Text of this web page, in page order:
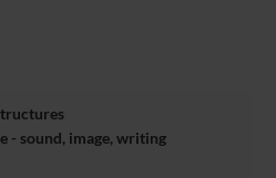
- sound, image, writing